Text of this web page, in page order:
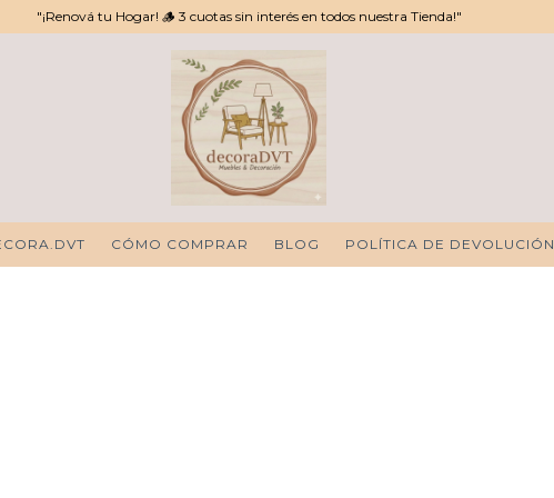
"¡Renová tu Hogar! 🪵 3 cuotas sin interés en todos nuestra Tienda!"
CÓMO COMPRAR BLOG POLÍTICA DE DEVOLUCIÓN